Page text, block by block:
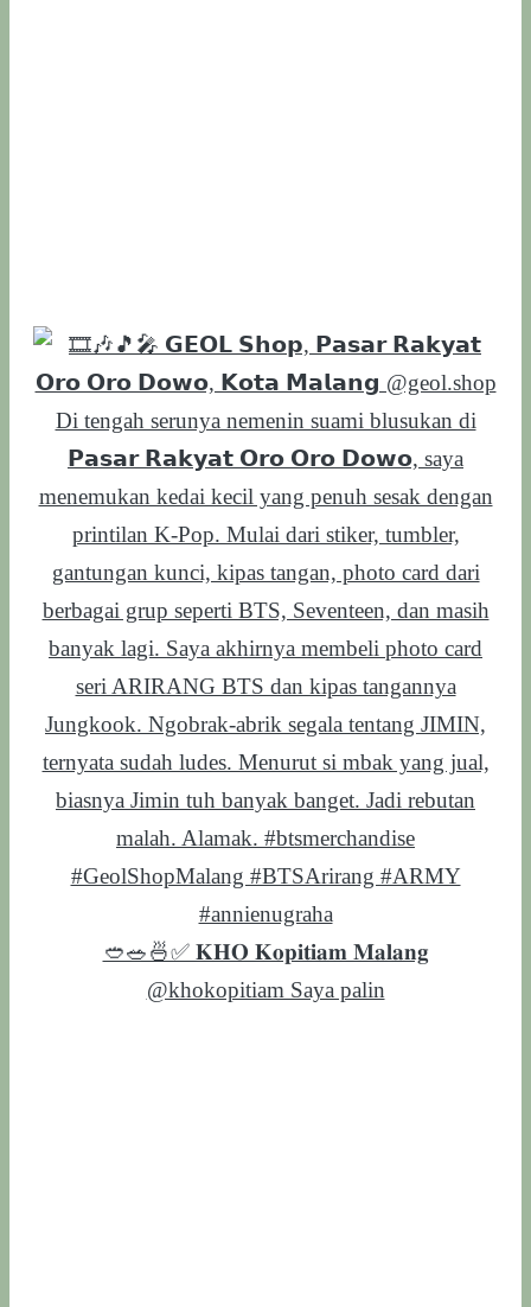
🥙🥗🍜✅ 𝐊𝐇𝐎 𝐊𝐨𝐩𝐢𝐭𝐢𝐚𝐦 𝐌𝐚𝐥𝐚𝐧𝐠
@khokopitiam Saya palin